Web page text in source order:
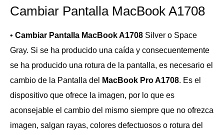
Cambiar Pantalla MacBook A1708
• Cambiar Pantalla MacBook A1708 Silver o Space
Gray. Si se ha producido una caída y consecuentemente
se ha producido una rotura de la pantalla, es necesario el
cambio de la Pantalla del
MacBook Pro A1708. Es el
dispositivo que ofrece la imagen, por lo que es
aconsejable el cambio del mismo siempre que no ofrezca
imagen, salgan rayas, colores defectuosos o rotura del